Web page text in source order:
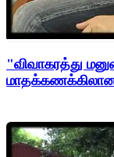
"விவாகரத்து